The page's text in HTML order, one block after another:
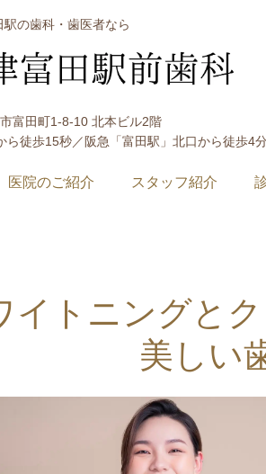
の歯科・歯医者なら
富田町1-8-10 北本ビル2階
ら徒歩15秒／阪急「富田駅」北口から徒歩4
医院のご紹介 スタッフ紹介
イトニングと
美しい